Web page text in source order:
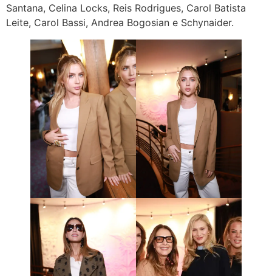
Santana, Celina Locks, Reis Rodrigues, Carol Batista
Leite, Carol Bassi, Andrea Bogosian e Schynaider.